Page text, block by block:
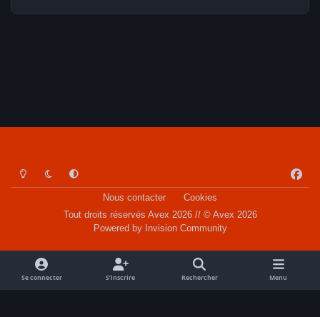
Light ModeDark ModeSystem Preference
a
o
k
Nous contacter
Cookies
Tout droits réservés Avex 2026 // © Avex 2026
Powered by Invision Community
Se connecter S’inscrire Rechercher Menu